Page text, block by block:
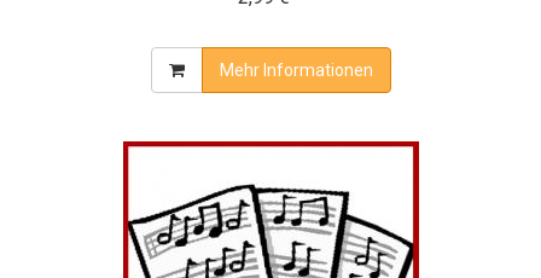
Mehr Informationen